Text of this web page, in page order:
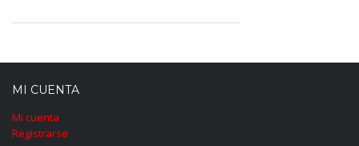
MI CUENTA
Mi cuenta
Registrarse